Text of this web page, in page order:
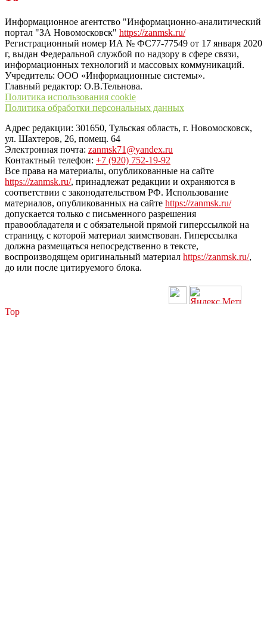
“ЗаНовомосковск”
Информационное агентство "Информационно-аналитический
портал "ЗА Новомосковск" https://zanmsk.ru/
Регистрационный номер ИА № ФС77-77549 от 17 января 2020
г, выдан Федеральной службой по надзору в сфере связи,
информационных технологий и массовых коммуникаций.
Учредитель: ООО «Информационные системы».
Главный редактор: О.В.Тельнова.
Политика использования cookie
Политика обработки персональных данных
Адрес редакции: 301650, Тульская область, г. Новомосковск,
ул. Шахтеров, 26, помещ. 64
Электронная почта: zanmsk71@yandex.ru
Контактный телефон: +7 (920) 752-19-92
Все права на материалы, опубликованные на сайте
https://zanmsk.ru/, принадлежат редакции и охраняются в
соответствии с законодательством РФ. Использование
материалов, опубликованных на сайте https://zanmsk.ru/
допускается только с письменного разрешения
правообладателя и с обязательной прямой гиперссылкой на
страницу, с которой материал заимствован. Гиперссылка
должна размещаться непосредственно в тексте,
воспроизводящем оригинальный материал https://zanmsk.ru/,
до или после цитируемого блока.
Top